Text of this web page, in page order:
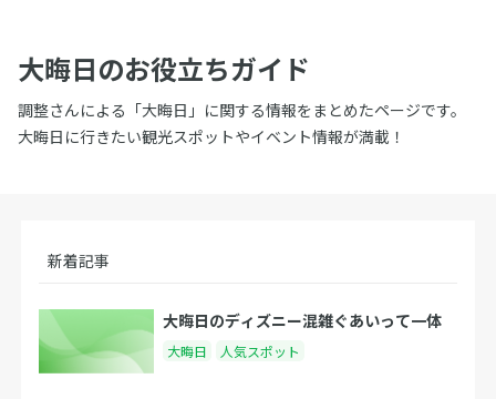
大晦日のお役立ちガイド
調整さんによる「大晦日」に関する情報をまとめたページです。
大晦日に行きたい観光スポットやイベント情報が満載！
新着記事
大晦日のディズニー混雑ぐあいって一体
大晦日 人気スポット